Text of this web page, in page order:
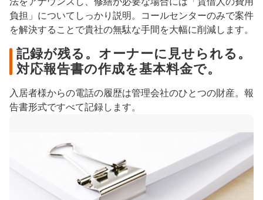
負担」についてしっかり説明。コールセンターのみで案件
を解決することで貴社の無駄な手間を大幅に削減します。
記録が残る。オーナーに見せられる。
対応報告書の作成を基本料金で。
入居者様からの電話の履歴は管理会社のひとつの財産。報
告書形式ですべて記録します。